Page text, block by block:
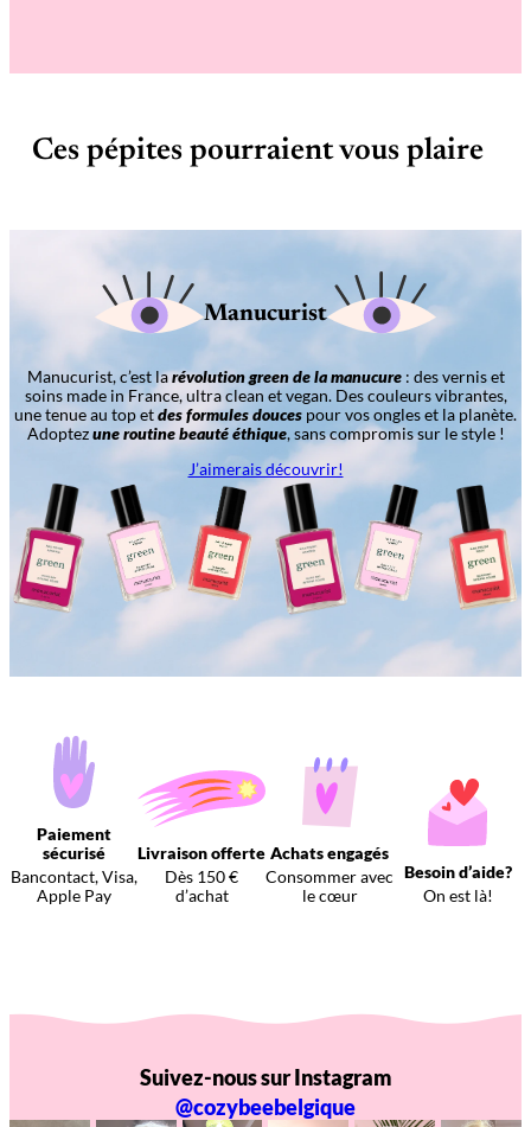
Ces pépites pourraient vous plaire
Manucurist
Manucurist, c’est larévolution green de la manucure: des vernis et
soins made in France, ultra clean et vegan. Des couleurs vibrantes,
une tenue au top etdes formules douces pour vos ongles et la planète.
Adoptezune routine beauté éthique, sans compromis sur le style !
J’aimerais découvrir!
Paiement
sécurisé
Bancontact, Visa,
Apple Pay
Livraison offerte
Dès 150 €
d’achat
Achats engagés
Consommer avec
le cœur
Besoin d’aide?
On est là!
Suivez-nous sur Instagram
@cozybeebelgique